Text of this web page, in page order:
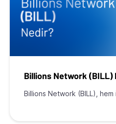
Billions Network (BILL)
Billions Network (BILL),